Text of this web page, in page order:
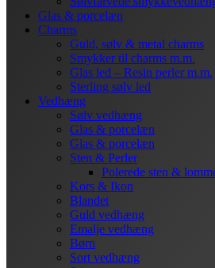
Glas & porcelæn
Charms
Guld, sølv & metal charms
Smykker til charms m.m.
Glas led – Resin perler m.m.
Sterling sølv led
Vedhæng
Sølv vedhæng
Glas & porcelæn
Glas & porcelæn
Sten & Perler
Polerede sten &
Kors & Ikon
Blandet
Guld vedhæng
Emalje vedhæng
Børn
Sort vedhæng